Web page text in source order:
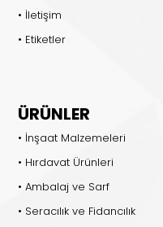
• İletişim
• Etiketler
ÜRÜNLER
• İnşaat Malzemeleri
• Hırdavat Ürünleri
• Ambalaj ve Sarf
• Seracılık ve Fidancılık